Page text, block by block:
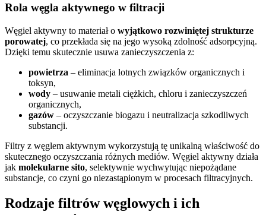
Rola węgla aktywnego w filtracji
Węgiel aktywny to materiał o wyjątkowo rozwiniętej strukturze
porowatej, co przekłada się na jego wysoką zdolność adsorpcyjną.
Dzięki temu skutecznie usuwa zanieczyszczenia z:
powietrza – eliminacja lotnych związków organicznych i
toksyn,
wody – usuwanie metali ciężkich, chloru i zanieczyszczeń
organicznych,
gazów – oczyszczanie biogazu i neutralizacja szkodliwych
substancji.
Filtry z węglem aktywnym wykorzystują tę unikalną właściwość do
skutecznego oczyszczania różnych mediów. Węgiel aktywny działa
jak molekularne sito, selektywnie wychwytując niepożądane
substancje, co czyni go niezastąpionym w procesach filtracyjnych.
Rodzaje filtrów węglowych i ich